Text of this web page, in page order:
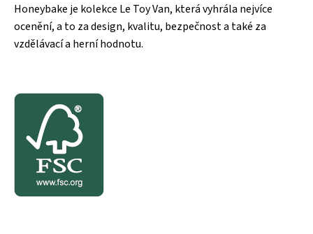
Honeybake je kolekce Le Toy Van, která vyhrála nejvíce
ocenění, a to za design, kvalitu, bezpečnost a také za
vzdělávací a herní hodnotu.